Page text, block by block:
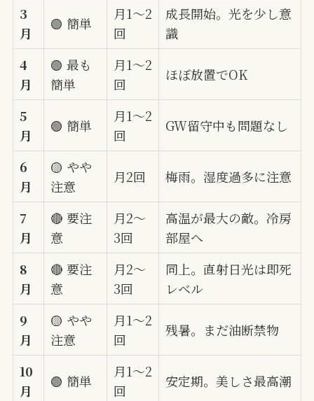
3
月
🟢 簡単
月1〜2
回
成長開始。光を少し意
識
4
月
🟢 最も
簡単
月1〜2
回
ほぼ放置でOK
5
月
🟢 簡単
月1〜2
回
GW留守中も問題なし
6
月
🟡 やや
注意
月2回 梅雨。湿度過多に注意
7
月
🔴 要注
意
月2〜
3回
高温が最大の敵。冷房
部屋へ
8
月
🔴 要注
意
月2〜
3回
同上。直射日光は即死
レベル
9
月
🟡 やや
注意
月1〜2
回
残暑。まだ油断禁物
10
月
🟢 簡単
月1〜2
回
安定期。美しさ最高潮